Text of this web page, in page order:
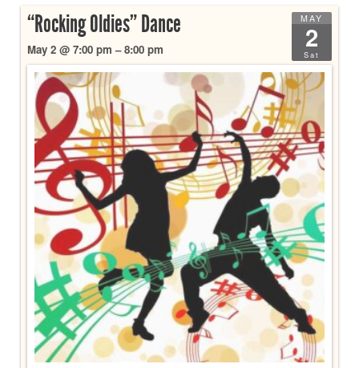
MAY
2
Sat
“Rocking Oldies” Dance
May 2 @ 7:00 pm – 8:00 pm